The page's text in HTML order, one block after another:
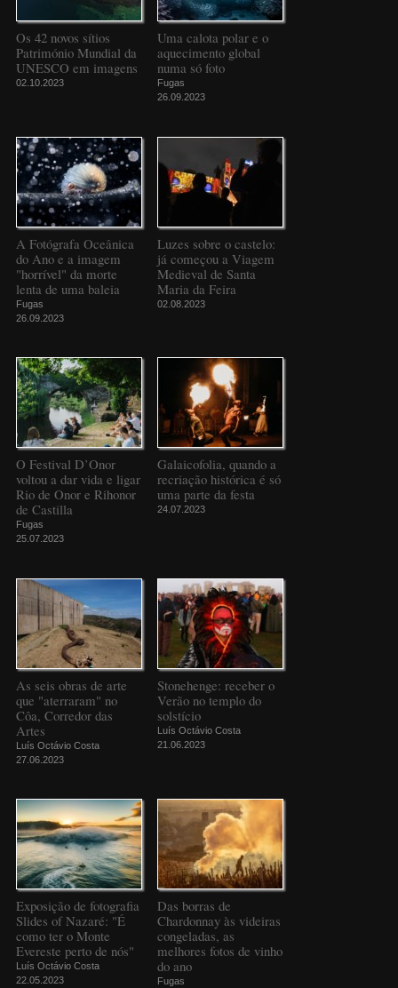
Os 42 novos sítios
Património Mundial da
UNESCO em imagens
02.10.2023
Uma calota polar e o
aquecimento global
numa só foto
Fugas
26.09.2023
A Fotógrafa Oceânica
do Ano e a imagem
"horrível" da morte
lenta de uma baleia
Fugas
26.09.2023
Luzes sobre o castelo:
já começou a Viagem
Medieval de Santa
Maria da Feira
02.08.2023
O Festival D’Onor
voltou a dar vida e ligar
Rio de Onor e Rihonor
de Castilla
Fugas
25.07.2023
Galaicofolia, quando a
recriação histórica é só
uma parte da festa
24.07.2023
As seis obras de arte
que "aterraram" no
Côa, Corredor das
Artes
Luís Octávio Costa
27.06.2023
Stonehenge: receber o
Verão no templo do
solstício
Luís Octávio Costa
21.06.2023
Exposição de fotografia
Slides of Nazaré: "É
como ter o Monte
Evereste perto de nós"
Luís Octávio Costa
22.05.2023
Das borras de
Chardonnay às videiras
congeladas, as
melhores fotos de vinho
do ano
Fugas